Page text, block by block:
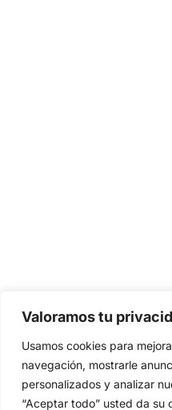
Valoramos tu
Usamos cookies para
navegación, mostrarle
personalizados y analizar
“Aceptar todo” usted da su